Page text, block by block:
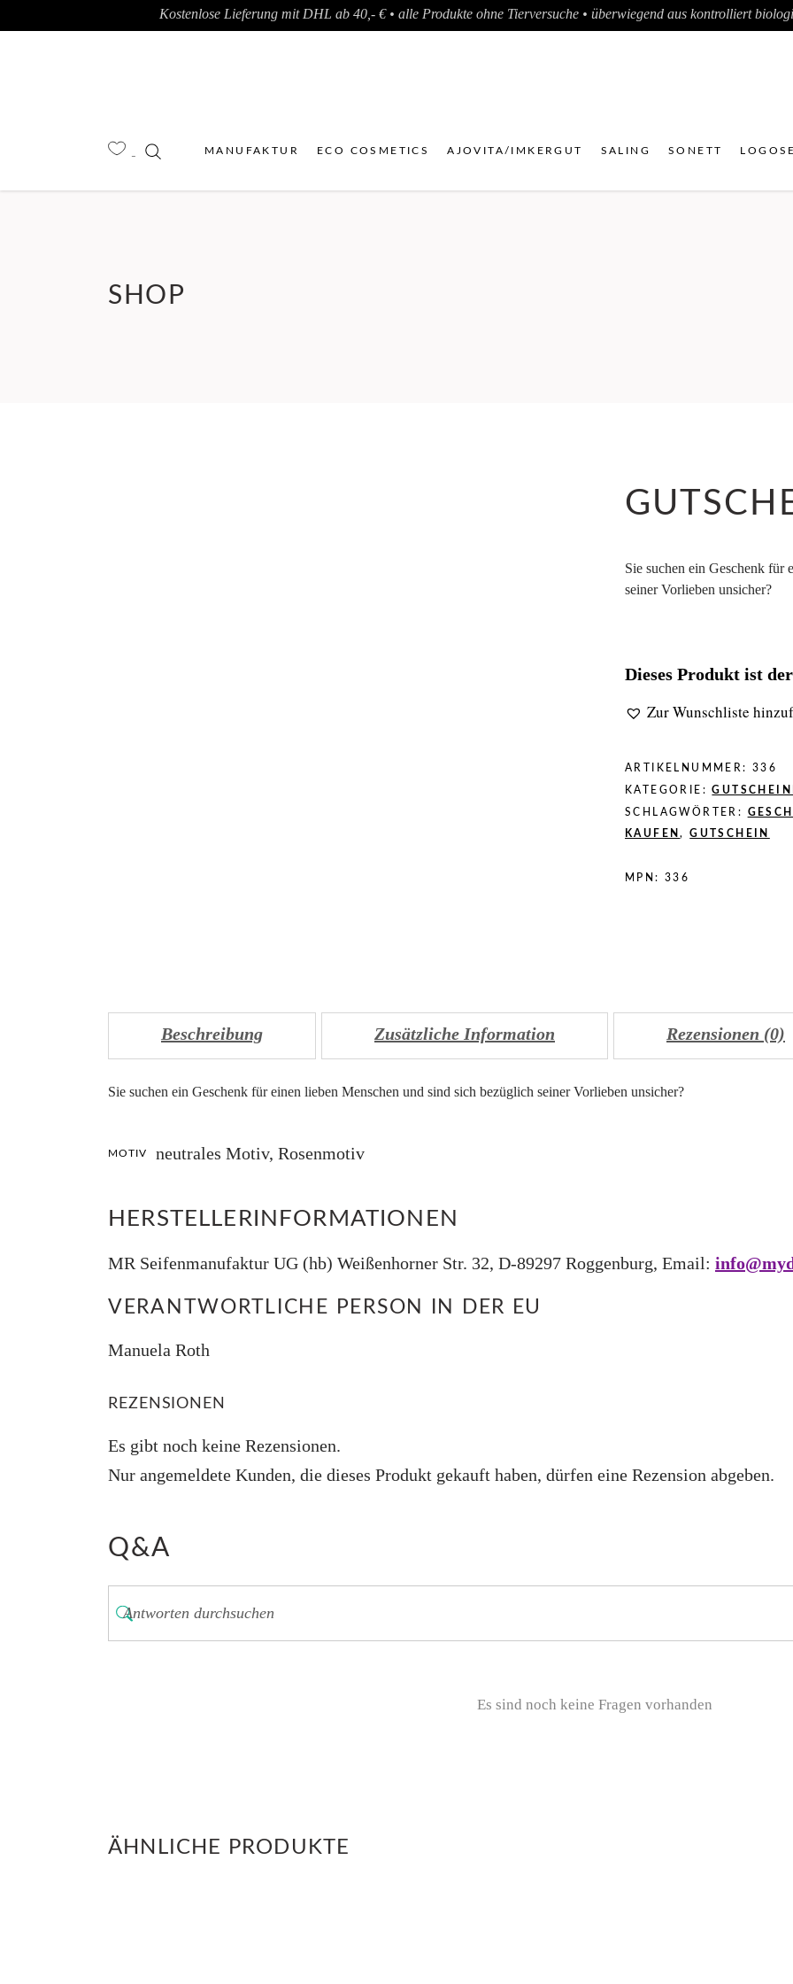
Kostenlose Lieferung mit DHL ab 40,- € • alle Produkte ohne Tierversuche • überwiegend aus kontrolliert
MANUFAKTUR ECO COSMETICS AJOVITA/IMKERGUT SALING SONETT
SHOP
Sie suchen ein Geschenk für
seiner Vorlieben unsicher?
Dieses Produkt ist
Zur Wunschliste
ARTIKELNUMMER: 336
KATEGORIE:
SCHLAGWÖRTER:
KAUFEN,GUTSCHEIN
MPN: 336
Beschreibung Zusätzliche Information Rezensionen (0)
Sie suchen ein Geschenk für einen lieben Menschen und sind sich bezüglich seiner Vorlieben unsicher?
MOTIV neutrales Motiv, Rosenmotiv
HERSTELLERINFORMATIONEN
MR Seifenmanufaktur UG (hb) Weißenhorner Str. 32, D-89297 Roggenburg, Email:
VERANTWORTLICHE PERSON IN DER EU
Manuela Roth
REZENSIONEN
Es gibt noch keine Rezensionen.
Nur angemeldete Kunden, die dieses Produkt gekauft haben, dürfen eine Rezension abgeben.
Q&A
Es sind noch keine Fragen vorhanden
ÄHNLICHE PRODUKTE